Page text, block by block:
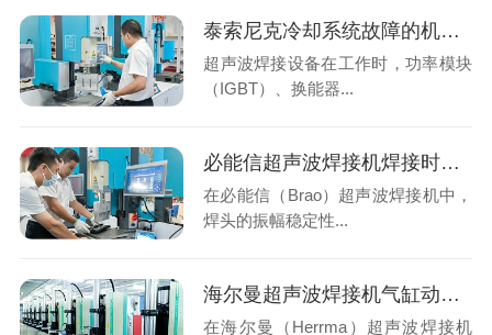
泰索尼克冷却系统故障的机理分析与专业修复
超声波焊接设备在工作时，功率模块
（IGBT）、换能器...
必能信超声波焊接机焊接时焊头振幅偏移？系统性排查与专业解决方案
在必能信（Brao）超声波焊接机中，
焊头的振幅稳定性...
海尔曼超声波焊接机气缸动作慢？系统性排查与专业解决方案
在海尔曼（Herrma）超声波焊接机